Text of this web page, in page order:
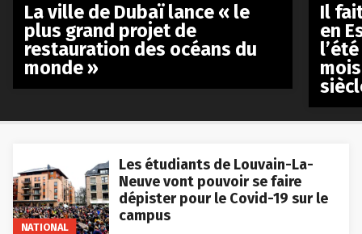
NATIONAL
Les étudiants de Louvain-La-
Neuve vont pouvoir se faire
dépister pour le Covid-19 sur le
campus
La ville de Dubaï lance « le
plus grand projet de
restauration des océans du
monde »
Il
en